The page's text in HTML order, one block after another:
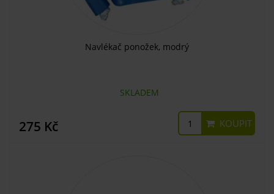
Navlékač ponožek, modrý
SKLADEM
275 Kč KOUPIT